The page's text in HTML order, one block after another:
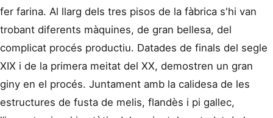
fer farina. Al llarg dels tres pisos de la fàbrica s'hi van
trobant diferents màquines, de gran bellesa, del
complicat procés productiu. Datades de finals del segle
XIX i de la primera meitat del XX, demostren un gran
giny en el procés. Juntament amb la calidesa de les
estructures de fusta de melis, flandès i pi gallec,